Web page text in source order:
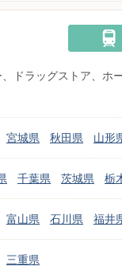
ドラッグストア、ホ
宮城県 秋田県 山形
千葉県 茨城県 栃
富山県 石川県 福井
三重県